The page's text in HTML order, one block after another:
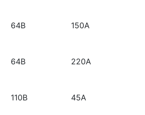
64B 150A
64B 220A
110B 45A